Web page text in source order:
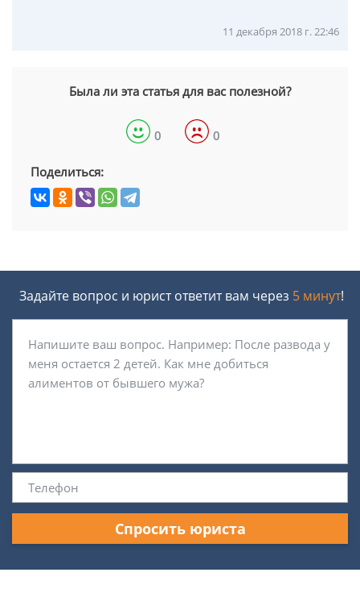
11 декабря 2018 г. 22:46
Была ли эта статья для вас полезной?
0 0
Поделиться:
Задайте вопрос и юрист ответит вам через 5 минут!
Спросить юриста